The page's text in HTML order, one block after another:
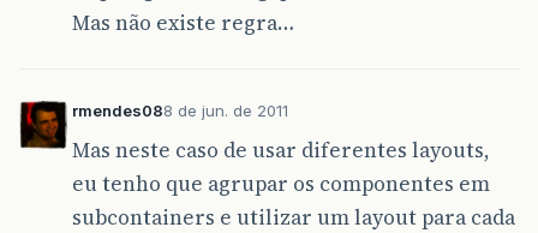
Mas não existe regra…
rmendes088 de jun. de 2011
Mas neste caso de usar diferentes layouts,
eu tenho que agrupar os componentes em
subcontainers e utilizar um layout para cada